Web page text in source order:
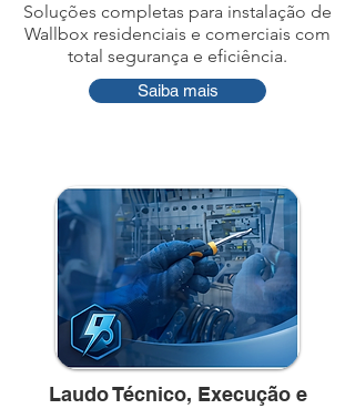
Soluções completas para instalação de
Wallbox residenciais e comerciais com
total segurança e eficiência.
Saiba mais
Laudo Técnico, Execução e